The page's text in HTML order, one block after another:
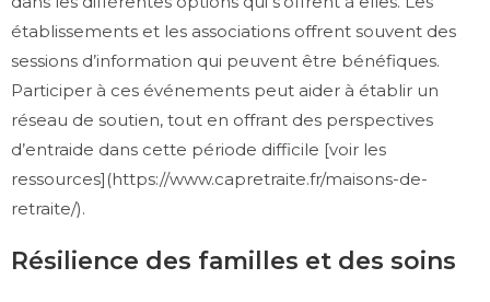
établissements et les associations offrent souvent des
sessions d’information qui peuvent être bénéfiques.
Participer à ces événements peut aider à établir un
réseau de soutien, tout en offrant des perspectives
d’entraide dans cette période difficile [voir les
ressources](https://www.capretraite.fr/maisons-de-
retraite/).
Résilience des familles et des soins